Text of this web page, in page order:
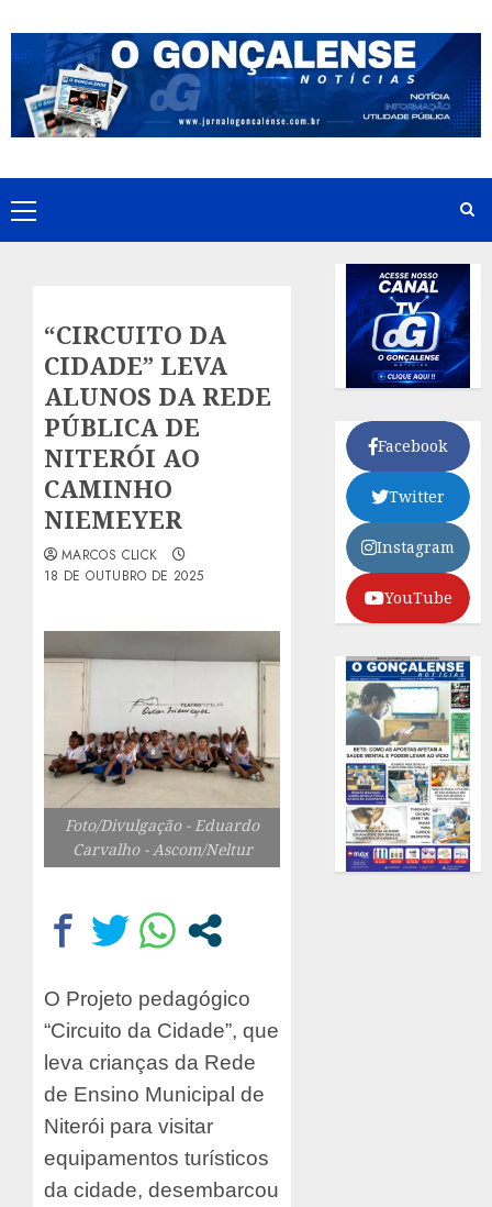
to
content
Primary
Menu
“CIRCUITO DA
CIDADE” LEVA
ALUNOS DA REDE
PÚBLICA DE
NITERÓI AO
CAMINHO
NIEMEYER
MARCOS CLICK
18 DE OUTUBRO DE 2025
Foto/Divulgação - Eduardo
Carvalho - Ascom/Neltur
O Projeto pedagógico
“Circuito da Cidade”, que
leva crianças da Rede
de Ensino Municipal de
Niterói para visitar
equipamentos turísticos
da cidade, desembarcou
Facebook
Twitter
Instagram
YouTube